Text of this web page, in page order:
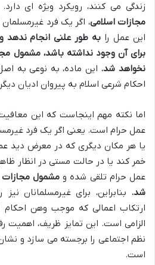
زندگی می کنند، رویکرد ویژه ای
مجازات اسلامی، اگر یک فرد
این عمل را به طور علنی انجام ندهد
نخواهد شد. این ماده، به نوعی به
احکام شرعی اسلام به پیروان ادیان
اما نکته مهم اینجاست که این
عمل حرام است. یعنی اگر یک فرد
یا هر مکان دیگری که در معرض دید
خمر کند یا در حالت مستی در انظار
عمل حرام تلقی شده و
شد. بنابراین، برای غیرمسلمانان
ارتکاب اعمالی که موجب وهن
الزامی است. این تمایز ظریف، اهمیت
نظم اجتماعی را برجسته می سازد و
است.